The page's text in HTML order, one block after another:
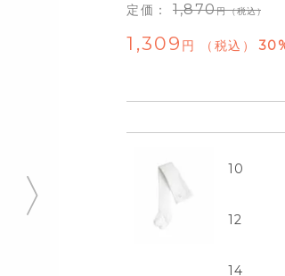
定価： 1,870 （税込）
1,309 税込
10
12
14